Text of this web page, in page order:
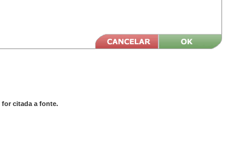
for citada a fonte.